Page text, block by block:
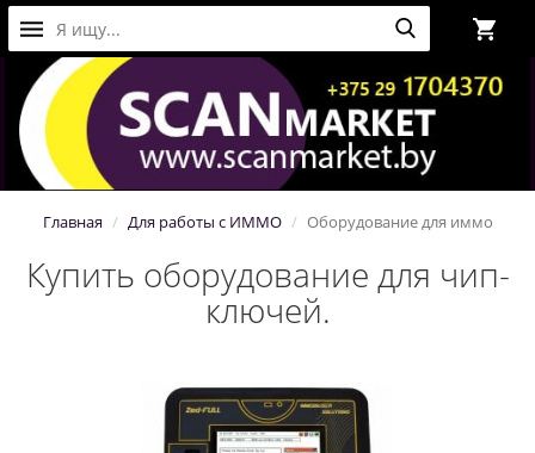
Главная Для работы с ИММО Оборудование для иммо
Купить оборудование для чип-
ключей.